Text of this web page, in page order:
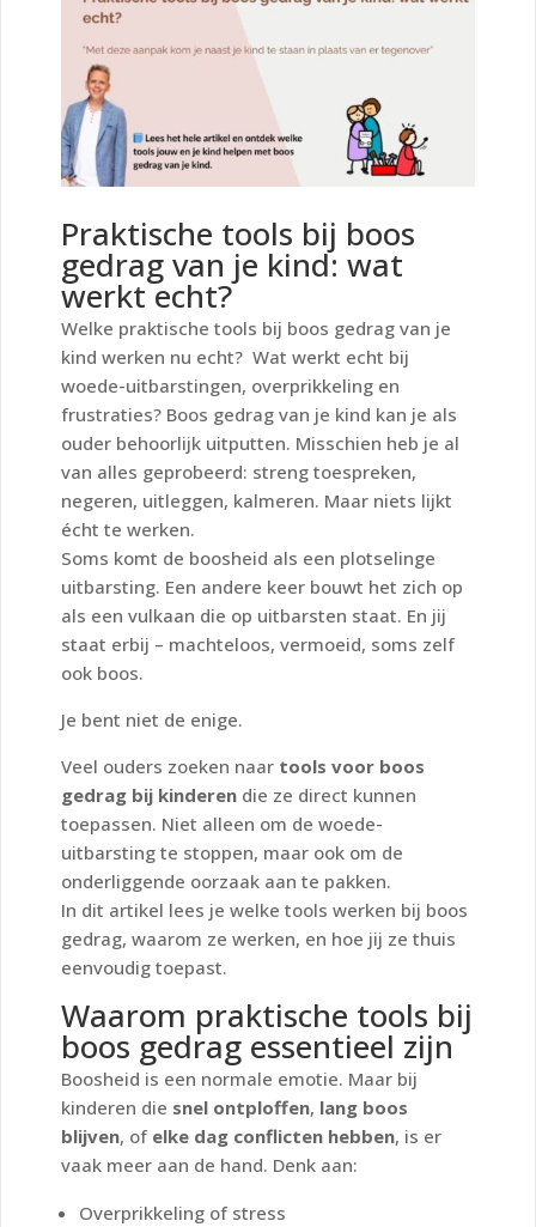
Praktische tools bij boos
gedrag van je kind: wat
werkt echt?
Welke praktische tools bij boos gedrag van je
kind werken nu echt? Wat werkt echt bij
woede-uitbarstingen, overprikkeling en
frustraties? Boos gedrag van je kind kan je als
ouder behoorlijk uitputten. Misschien heb je al
van alles geprobeerd: streng toespreken,
negeren, uitleggen, kalmeren. Maar niets lijkt
écht te werken.
Soms komt de boosheid als een plotselinge
uitbarsting. Een andere keer bouwt het zich op
als een vulkaan die op uitbarsten staat. En jij
staat erbij – machteloos, vermoeid, soms zelf
ook boos.
Je bent niet de enige.
Veel ouders zoeken naar tools voor boos
gedrag bij kinderen die ze direct kunnen
toepassen. Niet alleen om de woede-
uitbarsting te stoppen, maar ook om de
onderliggende oorzaak aan te pakken.
In dit artikel lees je welke tools werken bij boos
gedrag, waarom ze werken, en hoe jij ze thuis
eenvoudig toepast.
Waarom praktische tools bij
boos gedrag essentieel zijn
Boosheid is een normale emotie. Maar bij
kinderen die snel ontploffen, lang boos
blijven, of elke dag conflicten hebben, is er
vaak meer aan de hand. Denk aan:
Overprikkeling of stress